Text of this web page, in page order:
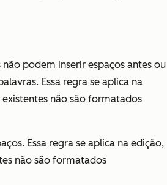
não podem inserir espaços antes ou
Essa regra se aplica na
não são formatados
Essa regra se aplica na edição,
não são formatados